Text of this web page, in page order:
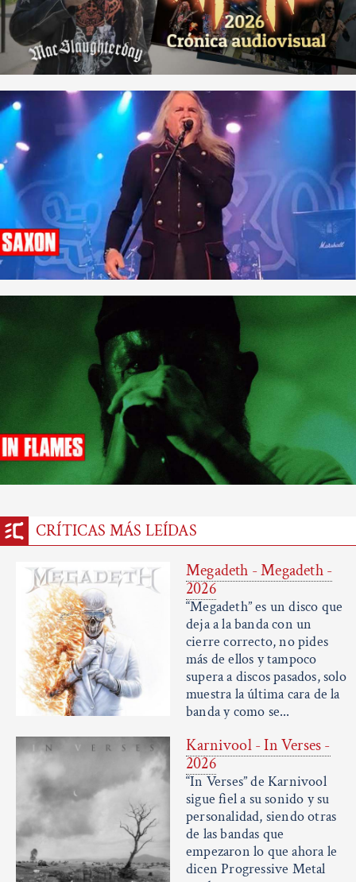
CRÍTICAS MÁS LEÍDAS
Megadeth - Megadeth -
2026
“Megadeth” es un disco que
deja a la banda con un
cierre correcto, no pides
más de ellos y tampoco
supera a discos pasados, solo
muestra la última cara de la
banda y como se...
Karnivool - In Verses -
2026
“In Verses” de Karnivool
sigue fiel a su sonido y su
personalidad, siendo otras
de las bandas que
empezaron lo que ahora le
dicen Progressive Metal